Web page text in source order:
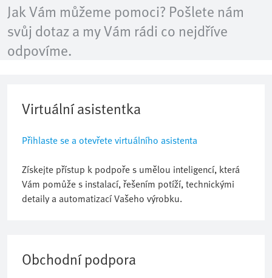
Jak Vám můžeme pomoci? Pošlete nám
svůj dotaz a my Vám rádi co nejdříve
odpovíme.
Virtuální asistentka
Přihlaste se a otevřete virtuálního asistenta
Získejte přístup k podpoře s umělou inteligencí, která
Vám pomůže s instalací, řešením potíží, technickými
detaily a automatizací Vašeho výrobku.
Obchodní podpora